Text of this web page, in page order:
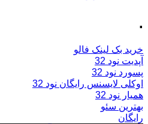
.
خرید بک لینک فالو
آپدیت نود 32
پسورد نود 32
اوکلی لایسنس رایگان نود 32
همیار نود 32
بهترین سئو
رایگان